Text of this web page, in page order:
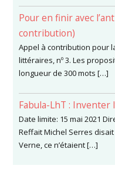
Pour en finir avec
contribution)
Appel à contribution pour
littéraires, nº 3. Les
longueur de 300 mots […]
Fabula-LhT : Inventer
Date limite: 15 mai 2021
Reffait Michel Serres
Verne, ce n’étaient […]